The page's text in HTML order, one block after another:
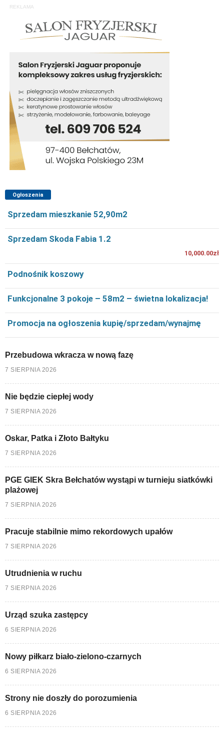
REKLAMA
Ogłoszenia
Sprzedam mieszkanie 52,90m2
Sprzedam Skoda Fabia 1.2
10,000.00zł
Podnośnik koszowy
Funkcjonalne 3 pokoje – 58m2 – świetna lokalizacja!
Promocja na ogłoszenia kupię/sprzedam/wynajmę
Przebudowa wkracza w nową fazę
7 SIERPNIA 2026
Nie będzie ciepłej wody
7 SIERPNIA 2026
Oskar, Patka i Złoto Bałtyku
7 SIERPNIA 2026
PGE GIEK Skra Bełchatów wystąpi w turnieju siatkówki
plażowej
7 SIERPNIA 2026
Pracuje stabilnie mimo rekordowych upałów
7 SIERPNIA 2026
Utrudnienia w ruchu
7 SIERPNIA 2026
Urząd szuka zastępcy
6 SIERPNIA 2026
Nowy piłkarz biało-zielono-czarnych
6 SIERPNIA 2026
Strony nie doszły do porozumienia
6 SIERPNIA 2026